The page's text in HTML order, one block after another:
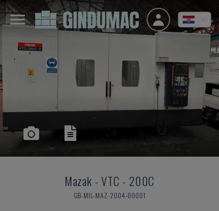
Mazak -VTC - 200C
GB-MIL-MAZ-2004-00001